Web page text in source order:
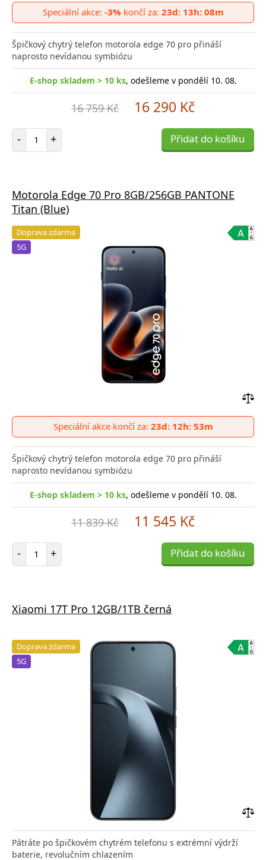
do
Speciální akce: -3% končí za: 23d: 13h: 08m
Špičkový chytrý telefon motorola edge 70 pro přináší
naprosto nevídanou symbiózu
E-shop skladem > 10 ks, odešleme v pondělí 10. 08.
16 759 Kč 16 290 Kč
- Počet položek
+ Přidat do košíku
Motorola Edge 70 Pro 8GB/256GB PANTONE
Titan (Blue)
Doprava zdarma
5G
do
Speciální akce končí za: 23d: 12h: 53m
Špičkový chytrý telefon motorola edge 70 pro přináší
naprosto nevídanou symbiózu
E-shop skladem > 10 ks, odešleme v pondělí 10. 08.
11 839 Kč 11 545 Kč
- Počet položek
+ Přidat do košíku
Xiaomi 17T Pro 12GB/1TB černá
Doprava zdarma
5G
Pátráte po špičkovém chytrém telefonu s extrémní výdrží
baterie, revolučním chlazením